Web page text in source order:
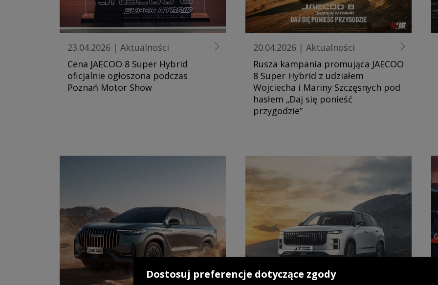
23.04.2026 | Aktualności
Cena JAECOO 8 Super Hybrid
oficjalnie ogłoszona podczas
Poznań Motor Show
20.04.2026 | Aktualności
Rusza kampania promująca JAECOO
8 Super Hybrid z udziałem
Wojciecha i Mariny Szczęsnych pod
hasłem „Daj się ponieść
przygodzie”
Dostosuj preferencje dotyczące zgody